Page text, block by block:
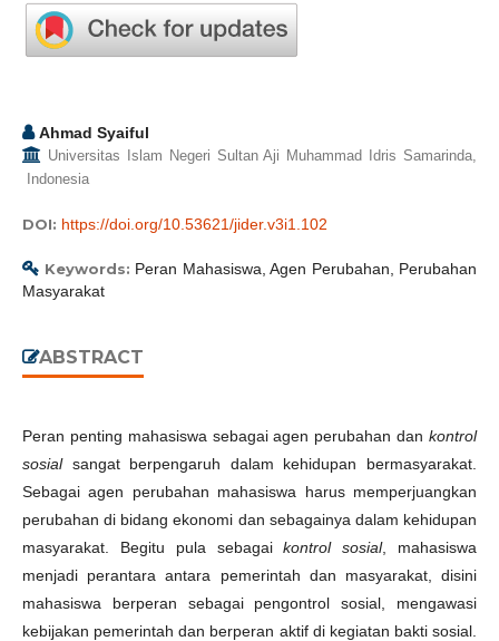
Ahmad Syaiful
Universitas Islam Negeri Sultan Aji Muhammad Idris Samarinda,
Indonesia
DOI: https://doi.org/10.53621/jider.v3i1.102
Keywords: Peran Mahasiswa, Agen Perubahan, Perubahan
Masyarakat
ABSTRACT
Peran penting mahasiswa sebagai agen perubahan dan kontrol
sosialsangat berpengaruh dalam kehidupan bermasyarakat.
Sebagai agen perubahan mahasiswa harus memperjuangkan
perubahan di bidang ekonomi dan sebagainya dalam kehidupan
masyarakat. Begitu pula sebagaikontrol sosial, mahasiswa
menjadi perantara antara pemerintah dan masyarakat, disini
mahasiswa berperan sebagai pengontrol sosial, mengawasi
kebijakan pemerintah dan berperan aktif di kegiatan bakti sosial.